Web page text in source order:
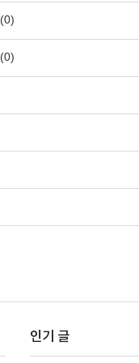
(0)
(0)
인기 글